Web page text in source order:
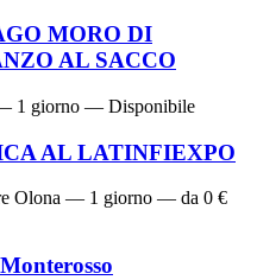
MORO DI
AL SACCO
1 giorno — Disponibile
AL LATINFIEXPO
Olona — 1 giorno — da 0 €